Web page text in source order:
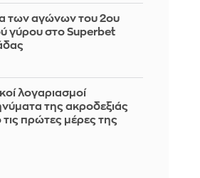
των αγώνων του 2ου
γύρου στο Superbet
λογαριασμοί
της ακροδεξιάς
τις πρώτες μέρες της